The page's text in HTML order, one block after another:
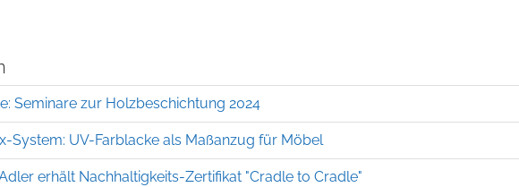
Seminare zur Holzbeschichtung 2024
System: UV-Farblacke als Maßanzug für Möbel
erhält Nachhaltigkeits-Zertifikat "Cradle to Cradle"